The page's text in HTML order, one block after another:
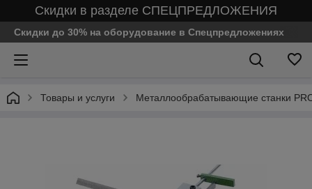
Скидки в разделе СПЕЦПРЕДЛОЖЕНИЯ
Скидки до 30% на оборудование в Спецпредложениях
Товары и услуги Металлообрабатывающие станки